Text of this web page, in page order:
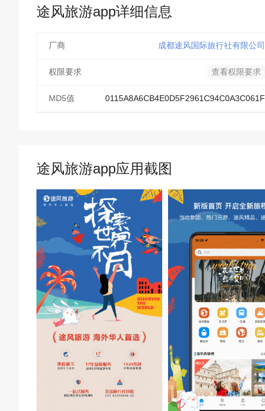
途风旅游app详细信息
厂商 成都途风国际旅行社有限公司
权限要求 查看权限要求
MD5值 0115A8A6CB4E0D5F2961C94C0A3C061F
途风旅游app应用截图